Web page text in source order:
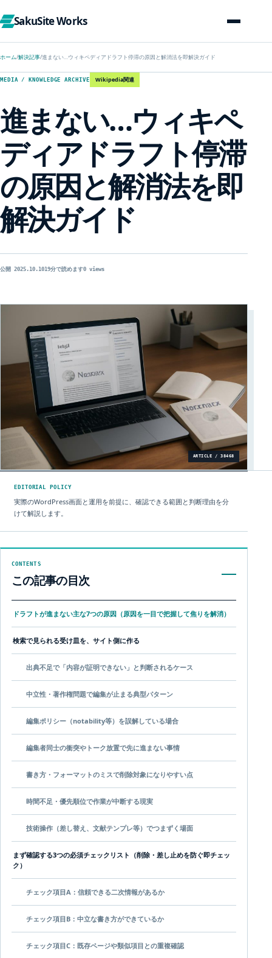
SakuSite Works
ホーム/解決記事/進まない…ウィキペディアドラフト停滞の原因と解消法を即解決ガイド
MEDIA / KNOWLEDGE ARCHIVE Wikipedia関連
進まない…ウィキペ
ディアドラフト停滞
の原因と解消法を即
解決ガイド
公開 2025.10.1019分で読めます0 views
ARTICLE / 38468
EDITORIAL POLICY
実際のWordPress画面と運用を前提に、確認できる範囲と判断理由を分
けて解説します。
CONTENTS
この記事の目次
ドラフトが進まない主な7つの原因（原因を一目で把握して焦りを解消）
検索で見られる受け皿を、サイト側に作る
出典不足で「内容が証明できない」と判断されるケース
中立性・著作権問題で編集が止まる典型パターン
編集ポリシー（notability等）を誤解している場合
編集者同士の衝突やトーク放置で先に進まない事情
書き方・フォーマットのミスで削除対象になりやすい点
時間不足・優先順位で作業が中断する現実
技術操作（差し替え、文献テンプレ等）でつまずく場面
まず確認する3つの必須チェックリスト（削除・差し止めを防ぐ即チェッ
ク）
チェック項目A：信頼できる二次情報があるか
チェック項目B：中立な書き方ができているか
チェック項目C：既存ページや類似項目との重複確認